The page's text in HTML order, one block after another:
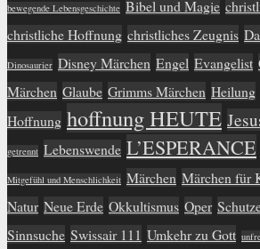
bewegende Lebensgeschichte Bibel und Magie
christliche Hoffnung christliches Zeugnis
Dinosaurier Disney Märchen Engel Evangelist
Märchen Glaube Grimms Märchen Heilung
Hoffnung hoffnung HEUTE
getrennt Lebenswende L’ESPERANCE
Mitgefühl und Menschlichkeit Märchen Märchen für
Natur Neue Erde Okkultismus Oper
Sinnsuche Swissair 111 Umkehr zu Gott